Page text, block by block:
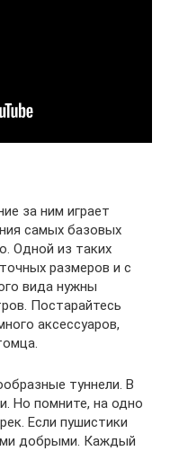
за ним играет
самых базовых
Одной из таких
размеров и с
вида нужны
Постарайтесь
аксессуаров,
туннели. В
Но помните, на одно
Если пушистики
добрыми. Каждый